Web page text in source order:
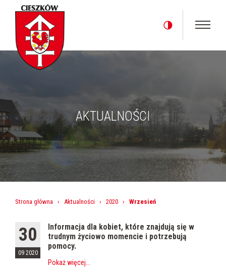
AKTUALNOŚCI
Strona główna › Aktualności › 2020 › Wrzesień
30
09 2020
Informacja dla kobiet, które znajdują się w
trudnym życiowo momencie i potrzebują
pomocy.
Pokaż więcej